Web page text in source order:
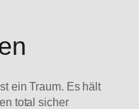
ein Traum. Es hält
total sicher